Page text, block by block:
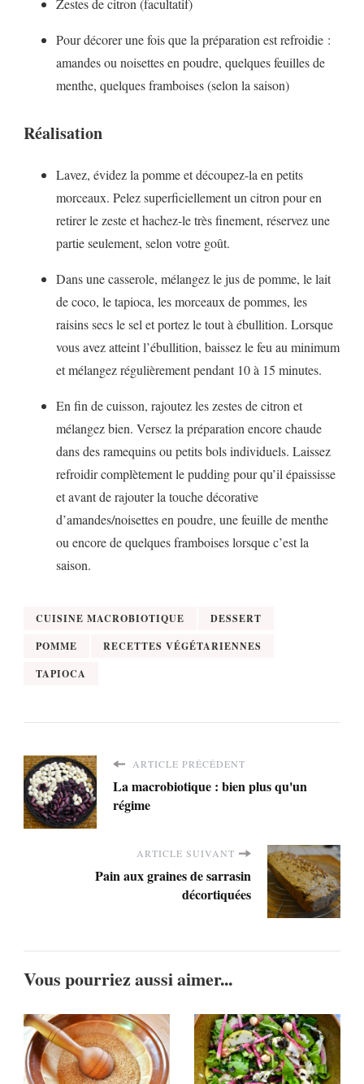
Zestes de citron (facultatif)
Pour décorer une fois que la préparation est refroidie :
amandes ou noisettes en poudre, quelques feuilles de
menthe, quelques framboises (selon la saison)
Réalisation
Lavez, évidez la pomme et découpez-la en petits
morceaux. Pelez superficiellement un citron pour en
retirer le zeste et hachez-le très finement, réservez une
partie seulement, selon votre goût.
Dans une casserole, mélangez le jus de pomme, le lait
de coco, le tapioca, les morceaux de pommes, les
raisins secs le sel et portez le tout à ébullition. Lorsque
vous avez atteint l’ébullition, baissez le feu au minimum
et mélangez régulièrement pendant 10 à 15 minutes.
En fin de cuisson, rajoutez les zestes de citron et
mélangez bien. Versez la préparation encore chaude
dans des ramequins ou petits bols individuels. Laissez
refroidir complètement le pudding pour qu’il épaississe
et avant de rajouter la touche décorative
d’amandes/noisettes en poudre, une feuille de menthe
ou encore de quelques framboises lorsque c’est la
saison.
CUISINE MACROBIOTIQUE
DESSERT
POMME
RECETTES VÉGÉTARIENNES
TAPIOCA
ARTICLE PRÉCÉDENT
La macrobiotique : bien plus qu'un
régime
ARTICLE SUIVANT
Pain aux graines de sarrasin
décortiquées
Vous pourriez aussi aimer...